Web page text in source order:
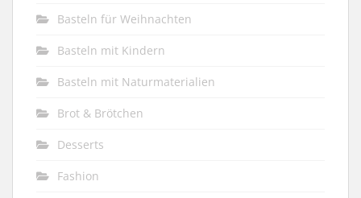
Basteln für Weihnachten
Basteln mit Kindern
Basteln mit Naturmaterialien
Brot & Brötchen
Desserts
Fashion